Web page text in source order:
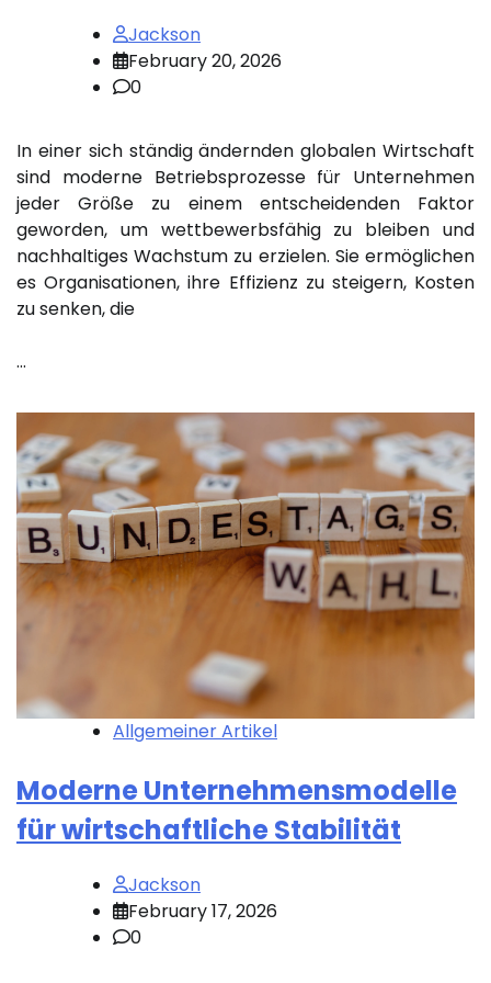
Jackson
February 20, 2026
0
In einer sich ständig ändernden globalen Wirtschaft
sind moderne Betriebsprozesse für Unternehmen
jeder Größe zu einem entscheidenden Faktor
geworden, um wettbewerbsfähig zu bleiben und
nachhaltiges Wachstum zu erzielen. Sie ermöglichen
es Organisationen, ihre Effizienz zu steigern, Kosten
zu senken, die
…
Allgemeiner Artikel
Moderne Unternehmensmodelle
für wirtschaftliche Stabilität
Jackson
February 17, 2026
0